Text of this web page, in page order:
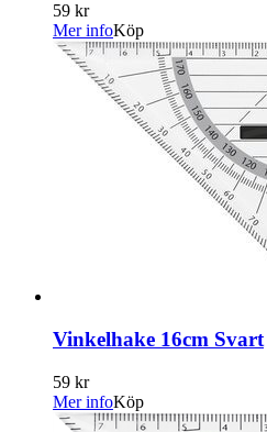
59 kr
Mer infoKöp
Vinkelhake 16cm Svart
59 kr
Mer infoKöp